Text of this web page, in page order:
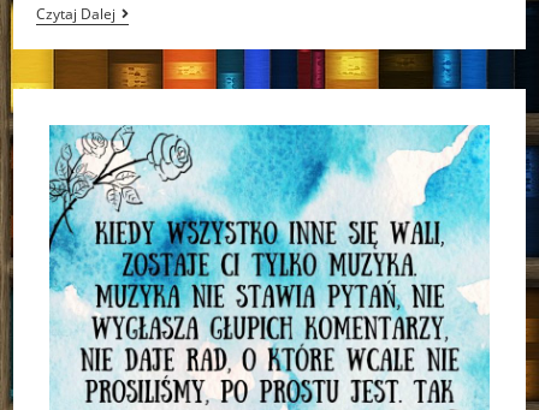
Czytaj Dalej„Opowieść
Emigracyjna”
–
Justyna
Nowak